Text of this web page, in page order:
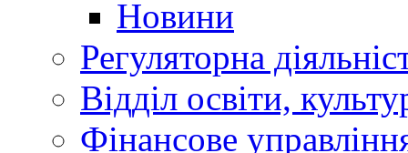
Новини
Регуляторна
Відділ освіти,
Фінансове